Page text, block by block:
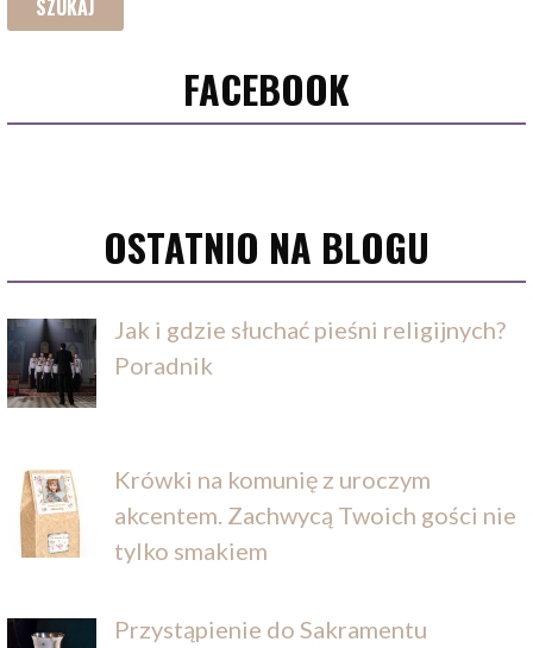
FACEBOOK
OSTATNIO NA BLOGU
Jak i gdzie słuchać pieśni religijnych?
Poradnik
Krówki na komunię z uroczym
akcentem. Zachwycą Twoich gości nie
tylko smakiem
Przystąpienie do Sakramentu